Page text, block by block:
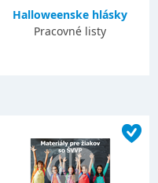
Halloweenske hlásky
Pracovné listy